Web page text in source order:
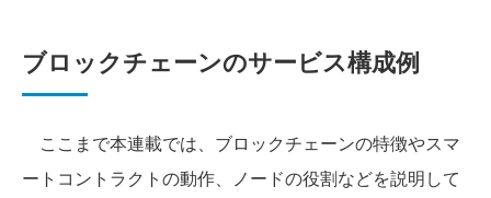
ブロックチェーンのサービス構成例
ここまで本連載では、ブロックチェーンの特徴やスマ
ートコントラクトの動作、ノードの役割などを説明して